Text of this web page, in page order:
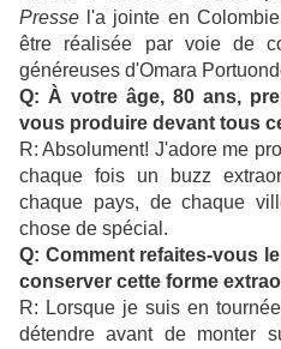
Presse l'a jointe en
être réalisée par voie de
généreuses d'Omara
Q: À votre âge, 80 ans,
vous produire devant tous
R: Absolument! J'adore me
chaque fois un buzz
chaque pays, de chaque
chose de spécial.
Q: Comment refaites-vous
conserver cette forme
R: Lorsque je suis en
détendre avant de monter